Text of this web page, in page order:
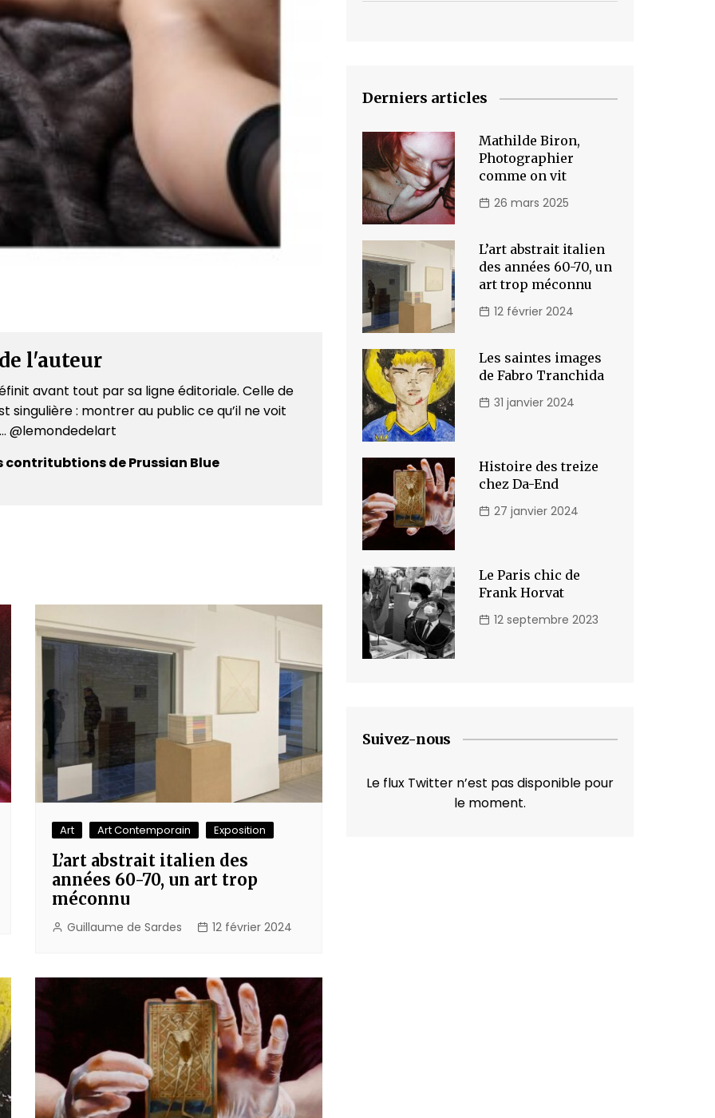
l'auteur
avant tout par sa ligne éditoriale. Celle de
singulière : montrer au public ce qu’il ne voit
@lemondedelart
contritubtions de Prussian Blue
Art Art Contemporain Exposition
L’art abstrait italien des
années 60-70, un art trop
méconnu
Guillaume de Sardes 12 février 2024
Derniers articles
Mathilde Biron,
Photographier
comme on vit
26 mars 2025
L’art abstrait italien
des années 60-70, un
art trop méconnu
12 février 2024
Les saintes images
de Fabro Tranchida
31 janvier 2024
Histoire des treize
chez Da-End
27 janvier 2024
Le Paris chic de
Frank Horvat
12 septembre 2023
Suivez-nous
Le flux Twitter n’est pas disponible pour
le moment.